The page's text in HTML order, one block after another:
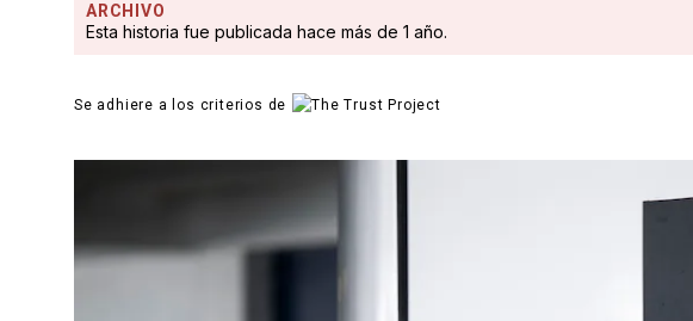
ARCHIVO
Esta historia fue publicada hace más de 1 año.
Se adhiere a los criterios de